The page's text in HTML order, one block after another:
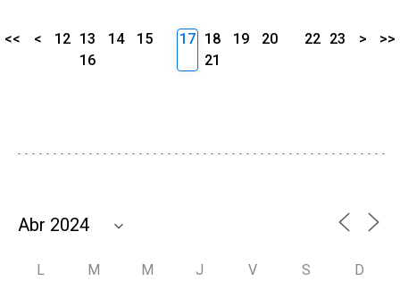
<< < 12 13 14
15
16
17 18 19
20
21
22 23 > >>
L M M J V S D